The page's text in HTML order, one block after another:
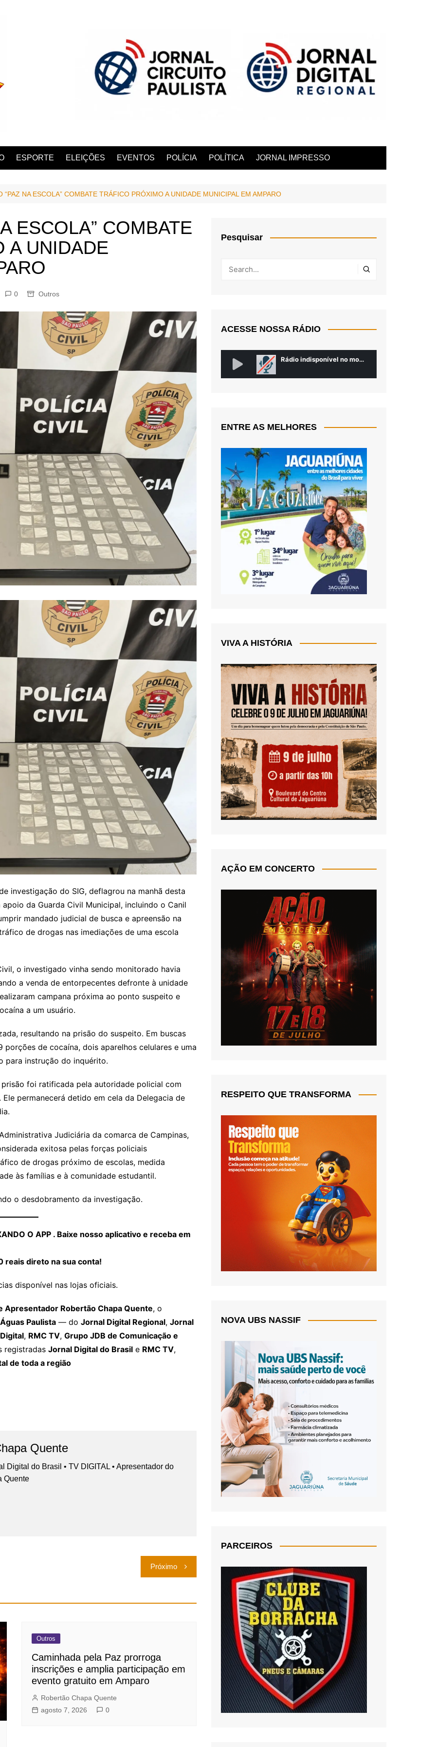
PRETO
ESPORTE ELEIÇÕES EVENTOS POLÍCIA POLÍTICA JORNAL IMPRESSO
“PAZ NA ESCOLA” COMBATE TRÁFICO PRÓXIMO A UNIDADE MUNICIPAL EM AMPARO
ESCOLA” COMBATE
A UNIDADE
0 Outros
investigação do SIG, deflagrou na manhã desta
da Guarda Civil Municipal, incluindo o Canil
mandado judicial de busca e apreensão na
de drogas nas imediações de uma escola
o investigado vinha sendo monitorado havia
a venda de entorpecentes defronte à unidade
campana próxima ao ponto suspeito e
a um usuário.
resultando na prisão do suspeito. Em buscas
de cocaína, dois aparelhos celulares e uma
para instrução do inquérito.
foi ratificada pela autoridade policial com
permanecerá detido em cela da Delegacia de
Judiciária da comarca de Campinas,
exitosa pelas forças policiais
de drogas próximo de escolas, medida
às famílias e à comunidade estudantil.
o desdobramento da investigação.
O APP . Baixe nosso aplicativo e receba em
reais direto na sua conta!
disponível nas lojas oficiais.
Apresentador Robertão Chapa Quente, o
Paulista — do Jornal Digital Regional, Jornal
, RMC TV, Grupo JDB de Comunicação e
registradas Jornal Digital do Brasil e RMC TV,
de toda a região
Quente
Digital do Brasil • TV DIGITAL • Apresentador do
Quente
Próximo
Outros
Caminhada pela Paz prorroga
inscrições e amplia participação em
evento gratuito em Amparo
Robertão Chapa Quente
agosto 7, 2026
0
Pesquisar
ACESSE NOSSA RÁDIO
ENTRE AS MELHORES
VIVA A HISTÓRIA
AÇÃO EM CONCERTO
RESPEITO QUE TRANSFORMA
NOVA UBS NASSIF
PARCEIROS